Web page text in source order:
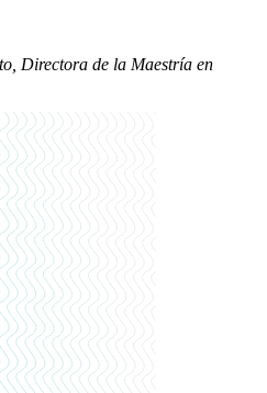
Directora de la Maestría en